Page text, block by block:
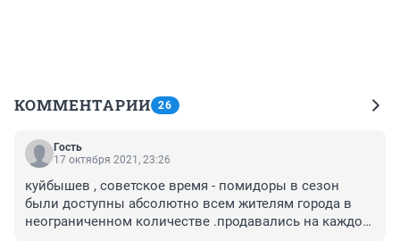
КОММЕНТАРИИ 26
Гость
17 октября 2021, 23:26
куйбышев , советское время - помидоры в сезон
были доступны абсолютно всем жителям города в
неограниченном количестве .продавались на каждом